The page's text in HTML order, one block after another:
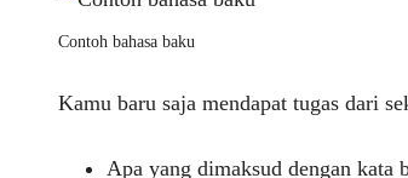
Contoh bahasa baku
Kamu baru saja mendapat tugas dari
Apa yang dimaksud dengan kata